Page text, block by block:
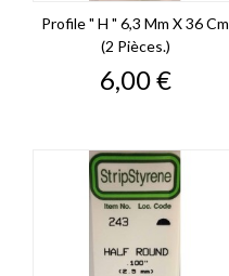
Profile " H " 6,3 Mm X 36 Cm
(2 Pièces.)
Prix
6,00 €